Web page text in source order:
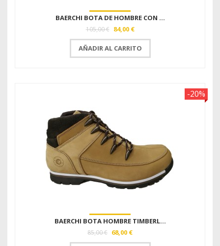
BAERCHI BOTA DE HOMBRE CON ...
105,00 € 84,00 €
AÑADIR AL CARRITO
-20%
BAERCHI BOTA HOMBRE TIMBERL...
85,00 € 68,00 €